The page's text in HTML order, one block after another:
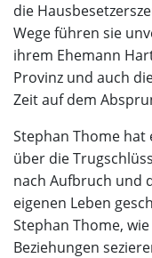
die
Wege führen sie
ihrem Ehemann
Provinz und auch
Zeit auf dem
Stephan Thome hat
über die
nach Aufbruch und
eigenen Leben
Stephan Thome,
Beziehungen